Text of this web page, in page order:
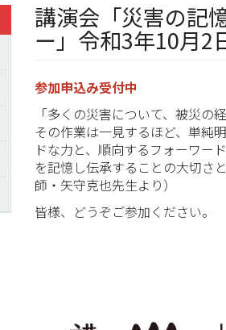
講演会「災害の記
ー」令和3年10月2
参加申込み受付中
「多くの災害について、被災の
その作業は一見するほど、単純
ドな力と、順向するフォーワー
を記憶し伝承することの大切さ
師・矢守克也先生より）
皆様、どうぞご参加ください。